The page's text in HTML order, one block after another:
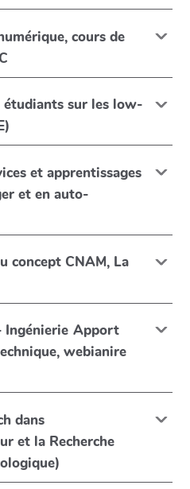
cours de
sur les low-
et apprentissages
et en auto-
CNAM, La
Apport
webianire
dans
et la Recherche